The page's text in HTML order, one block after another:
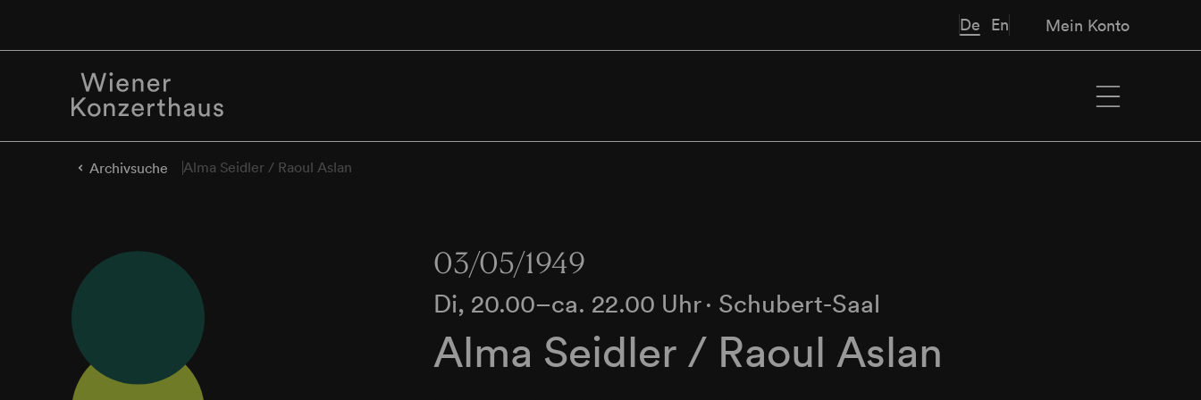
De En Mein Konto
Archivsuche Alma Seidler / Raoul Aslan
03/05/1949
Di, 20.00–ca. 22.00 Uhr∙ Schubert-Saal
Alma Seidler / Raoul Aslan